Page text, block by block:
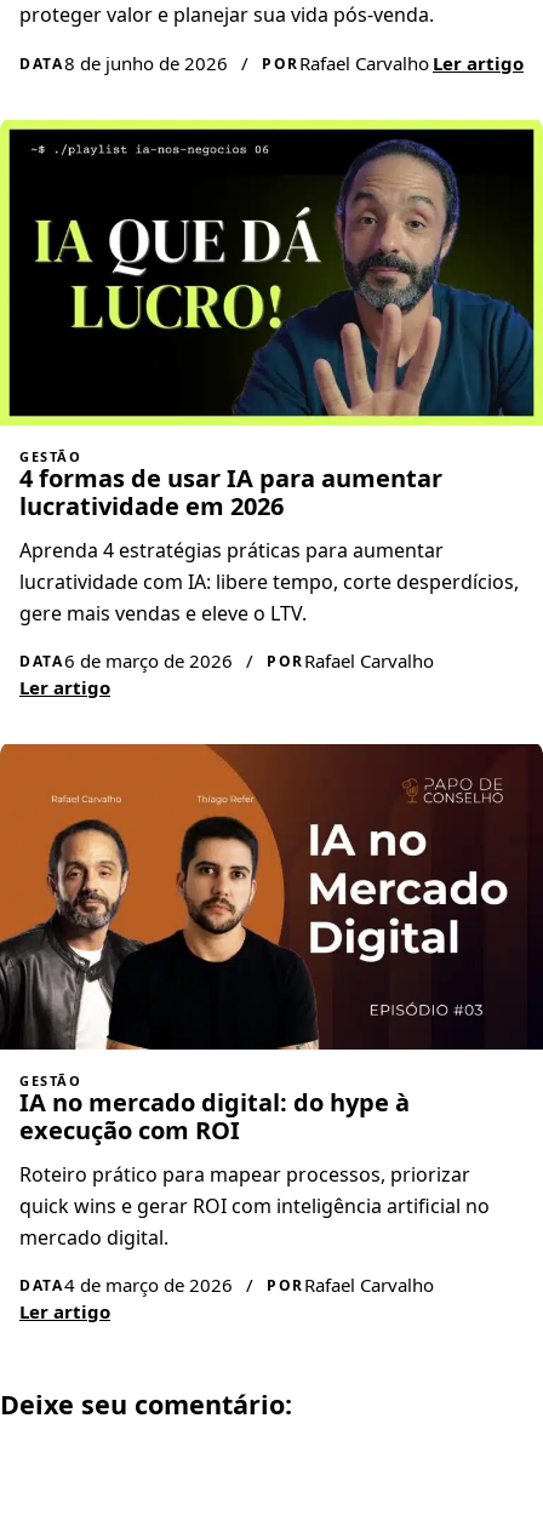
proteger valor e planejar sua vida pós-venda.
DATA8 de junho de 2026 / PORRafael Carvalho Ler artigo
GESTÃO
4 formas de usar IA para aumentar
lucratividade em 2026
Aprenda 4 estratégias práticas para aumentar
lucratividade com IA: libere tempo, corte desperdícios,
gere mais vendas e eleve o LTV.
DATA6 de março de 2026 / PORRafael Carvalho
Ler artigo
GESTÃO
IA no mercado digital: do hype à
execução com ROI
Roteiro prático para mapear processos, priorizar
quick wins e gerar ROI com inteligência artificial no
mercado digital.
DATA4 de março de 2026 / PORRafael Carvalho
Ler artigo
Deixe seu comentário: